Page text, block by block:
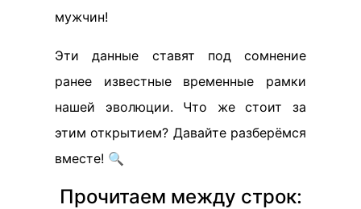
мужчин!
Эти данные ставят под сомнение
ранее известные временные рамки
нашей эволюции. Что же стоит за
этим открытием? Давайте разберёмся
вместе! 🔍
Прочитаем между строк: